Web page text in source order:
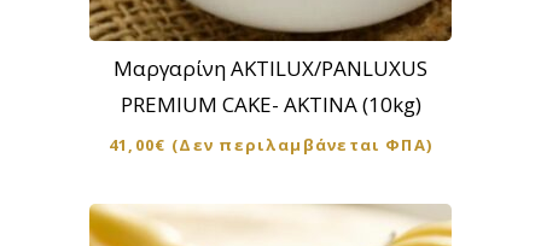
Μαργαρίνη AKTILUX/PANLUXUS
PREMIUM CAKE- ΑΚΤΙΝΑ (10kg)
41,00€ (Δεν περιλαμβάνεται ΦΠΑ)